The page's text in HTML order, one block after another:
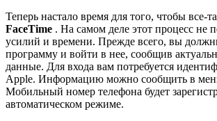
Теперь настало время для того, чтобы все-
FaceTime . На самом деле этот процесс не
усилий и времени. Прежде всего, вы
программу и войти в нее, сообщив
данные. Для входа вам потребуется
Apple. Информацию можно сообщить в
Мобильный номер телефона будет
автоматическом режиме.